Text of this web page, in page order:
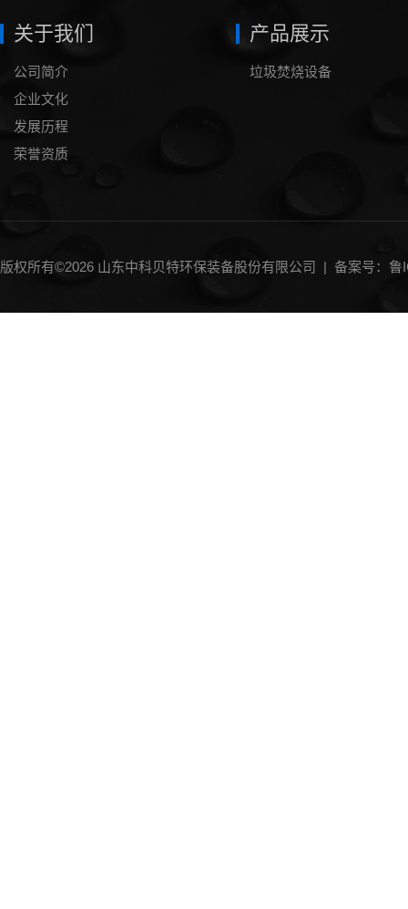
关于我们
公司简介
企业文化
发展历程
荣誉资质
产品展示
垃圾焚烧设备
版权所有©2026 山东中科贝特环保装备股份有限公司 | 备案号：鲁